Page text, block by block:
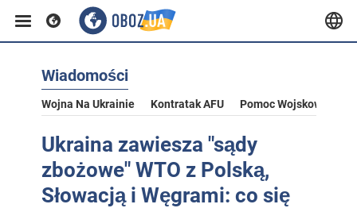
Wiadomości
Wojna Na Ukrainie Kontratak AFU Pomoc Wojskowa Dla
Ukraina zawiesza "sądy
zbożowe" WTO z Polską,
Słowacją i Węgrami: co się